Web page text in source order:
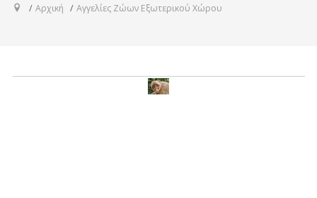
Αρχική Αγγελίες Ζώων Εξωτερικού Χώρου